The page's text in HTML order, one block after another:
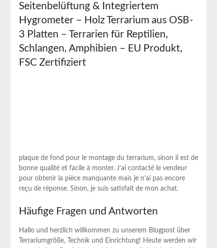
Seitenbelüftung & Integriertem
Hygrometer – Holz Terrarium⁢ aus OSB-
3 Platten – Terrarien für Reptilien,
Schlangen, Amphibien – EU ⁣Produkt,
⁣FSC‍ Zertifiziert
plaque de fond pour le montage du terrarium, sinon il est‍ de
bonne ​qualité et ⁣facile à monter. J’ai ​contacté le vendeur
⁢pour obtenir la pièce⁢ manquante mais je n’ai⁣ pas ⁢encore
reçu ‍de⁢ réponse. Sinon, je suis satisfait de mon ‌achat.
Häufige​ Fragen und ⁤Antworten
Hallo und herzlich willkommen zu⁣ unserem Blogpost über
Terrariumgröße, Technik und Einrichtung! Heute werden wir